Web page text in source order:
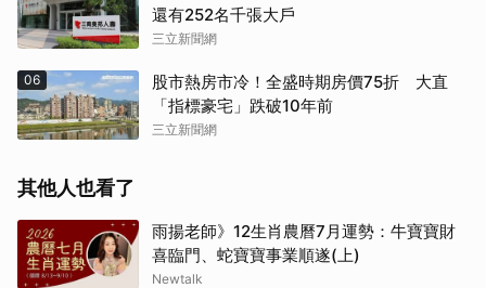
還有252名千張大戶
三立新聞網
06
股市熱房市冷！全盛時期房價75折 大直
「指標豪宅」跌破10年前
三立新聞網
其他人也看了
雨揚老師》12生肖農曆7月運勢：牛寶寶財
喜臨門、蛇寶寶事業順遂(上)
Newtalk